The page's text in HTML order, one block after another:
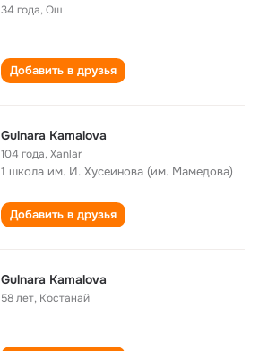
34 года,Ош
Добавить в друзья
Gulnara Kamalova
104 года,Xanlar
1 школа им. И. Хусеинова (им. Мамедова)
Добавить в друзья
Gulnara Kamalova
58 лет, Костанай